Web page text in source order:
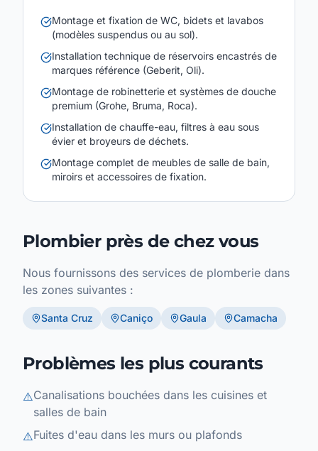
Montage et fixation de WC, bidets et lavabos
(modèles suspendus ou au sol).
Installation technique de réservoirs encastrés de
marques référence (Geberit, Oli).
Montage de robinetterie et systèmes de douche
premium (Grohe, Bruma, Roca).
Installation de chauffe-eau, filtres à eau sous
évier et broyeurs de déchets.
Montage complet de meubles de salle de bain,
miroirs et accessoires de fixation.
Plombier près de chez vous
Nous fournissons des services de plomberie dans
les zones suivantes :
Santa Cruz Caniço Gaula Camacha
Problèmes les plus courants
⚠️Canalisations bouchées dans les cuisines et
salles de bain
⚠️Fuites d'eau dans les murs ou plafonds